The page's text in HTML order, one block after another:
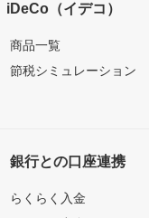
iDeCo（イデコ）
商品一覧
節税シミュレーション
銀行との口座連携
らくらく入金